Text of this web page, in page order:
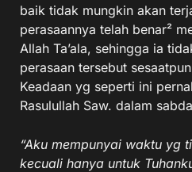
baik tidak mungkin akan
perasaannya telah benar²
Allah Ta’ala, sehingga ia
perasaan tersebut
Keadaan yg seperti ini
Rasulullah Saw. dalam
“Aku mempunyai waktu yg
kecuali hanya untuk